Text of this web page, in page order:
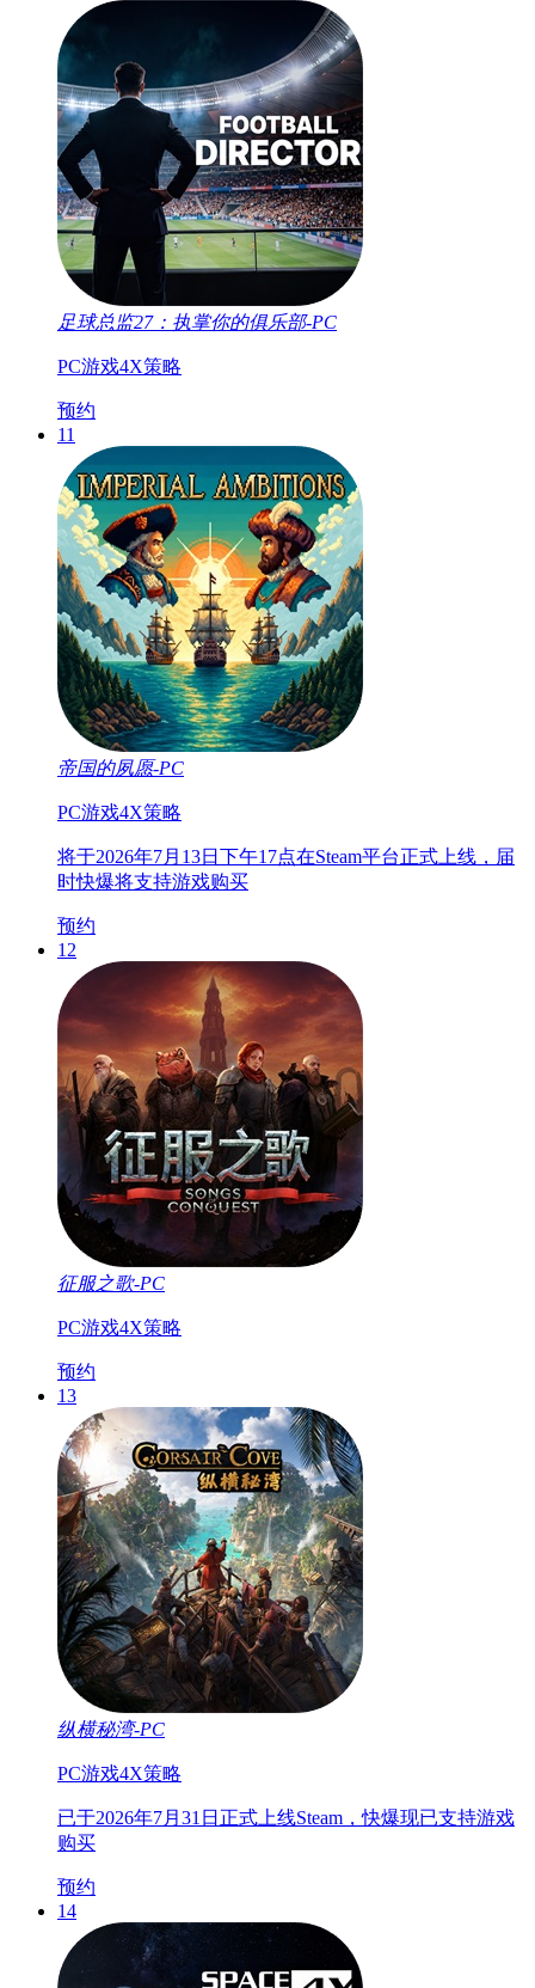
足球总监27：执掌你的俱乐部-PC
PC游戏4X策略
预约
11
帝国的夙愿-PC
PC游戏4X策略
将于2026年7月13日下午17点在Steam平台正式上线，届
时快爆将支持游戏购买
预约
12
征服之歌-PC
PC游戏4X策略
预约
13
纵横秘湾-PC
PC游戏4X策略
已于2026年7月31日正式上线Steam，快爆现已支持游戏
购买
预约
14